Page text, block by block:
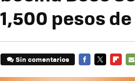
1,500 pesos
Sin comentarios